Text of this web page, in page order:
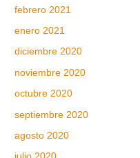
febrero 2021
enero 2021
diciembre 2020
noviembre 2020
octubre 2020
septiembre 2020
agosto 2020